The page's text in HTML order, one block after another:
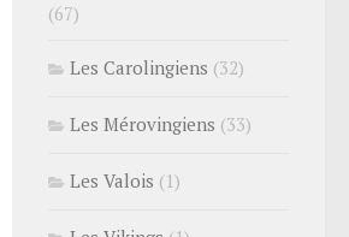
(67)
Les Carolingiens (32)
Les Mérovingiens (33)
Les Valois (1)